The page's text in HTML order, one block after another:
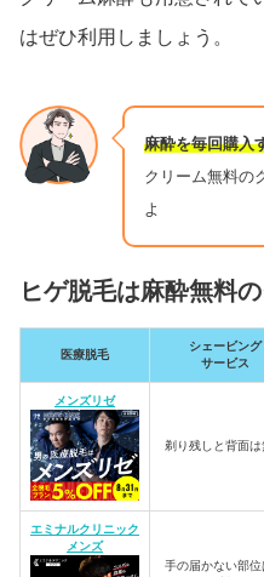
はぜひ利用しましょう。
麻酔を毎回購入
クリーム無料の
よ
ヒゲ脱毛は麻酔無料
医療脱毛
シェービング
サービス
メンズリゼ
剃り残しと背面は
エミナルクリニック
メンズ
手の届かない部位